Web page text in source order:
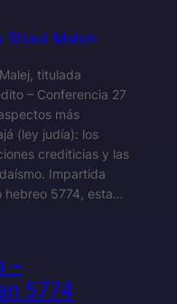
Shaul Maleh
titulada
– Conferencia 27
más
(ley judía): los
crediticias y las
Impartida
hebreo 5774, esta…
–
5774